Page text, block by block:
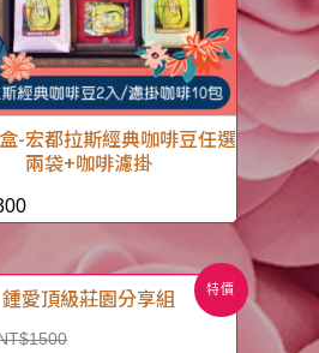
-宏都拉斯經典咖啡豆任選
兩袋+咖啡濾掛
特價
鍾愛頂級莊園分享組
1500